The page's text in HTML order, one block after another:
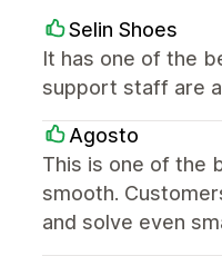
Selin Shoes
It has one of the
support staff are
Agosto
This is one of the
smooth.
and solve even